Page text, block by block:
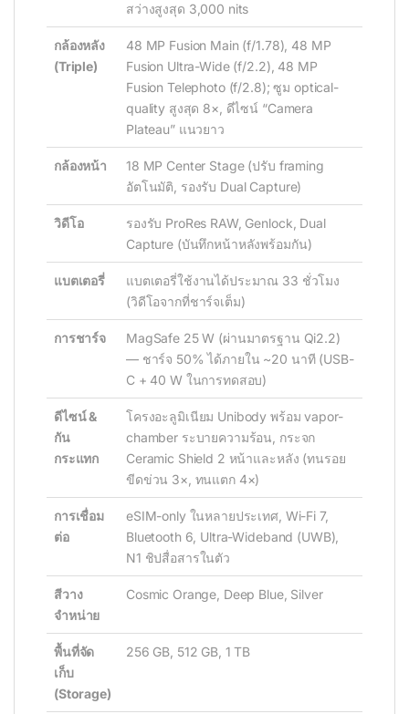
สว่างสูงสุด 3,000 nits
กล้องหลัง
(Triple)
48 MP Fusion Main (f/1.78), 48 MP
Fusion Ultra-Wide (f/2.2), 48 MP
Fusion Telephoto (f/2.8); ซูม optical-
quality สูงสุด 8×, ดีไซน์ “Camera
Plateau” แนวยาว
กล้องหน้า
18 MP Center Stage (ปรับ framing
อัตโนมัติ, รองรับ Dual Capture)
วิดีโอ
รองรับ ProRes RAW, Genlock, Dual
Capture (บันทึกหน้าหลังพร้อมกัน)
แบตเตอรี่
แบตเตอรี่ใช้งานได้ประมาณ 33 ชั่วโมง
(วิดีโอจากที่ชาร์จเต็ม)
การชาร์จ
MagSafe 25 W (ผ่านมาตรฐาน Qi2.2)
— ชาร์จ 50% ได้ภายใน ~20 นาที (USB-
C + 40 W ในการทดสอบ)
ดีไซน์ &
กัน
กระแทก
โครงอะลูมิเนียม Unibody พร้อม vapor-
chamber ระบายความร้อน, กระจก
Ceramic Shield 2 หน้าและหลัง (ทนรอย
ขีดข่วน 3×, ทนแตก 4×)
การเชื่อม
ต่อ
eSIM-only ในหลายประเทศ, Wi-Fi 7,
Bluetooth 6, Ultra-Wideband (UWB),
N1 ชิปสื่อสารในตัว
สีวาง
จำหน่าย
Cosmic Orange, Deep Blue, Silver
พื้นที่จัด
เก็บ
(Storage)
256 GB, 512 GB, 1 TB